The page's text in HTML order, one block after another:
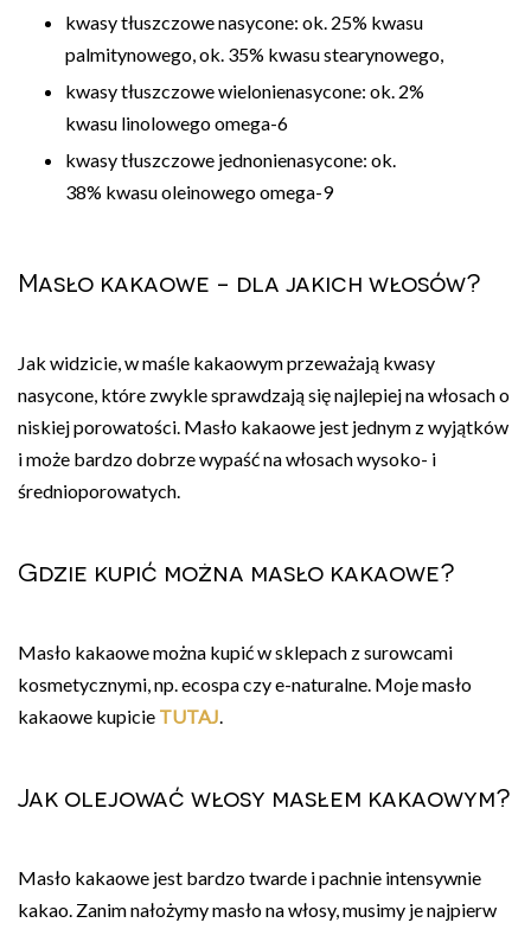
kwasy tłuszczowe nasycone: ok. 25% kwasu
palmitynowego, ok. 35% kwasu stearynowego,
kwasy tłuszczowe wielonienasycone: ok. 2%
kwasu linolowego omega-6
kwasy tłuszczowe jednonienasycone: ok.
38% kwasu oleinowego omega-9
Masło kakaowe - dla jakich włosów?
Jak widzicie, w maśle kakaowym przeważają kwasy
nasycone, które zwykle sprawdzają się najlepiej na włosach o
niskiej porowatości. Masło kakaowe jest jednym z wyjątków
i może bardzo dobrze wypaść na włosach wysoko- i
średnioporowatych.
Gdzie kupić można masło kakaowe?
Masło kakaowe można kupić w sklepach z surowcami
kosmetycznymi, np. ecospa czy e-naturalne. Moje masło
kakaowe kupicie TUTAJ.
Jak olejować włosy masłem kakaowym?
Masło kakaowe jest bardzo twarde i pachnie intensywnie
kakao. Zanim nałożymy masło na włosy, musimy je najpierw